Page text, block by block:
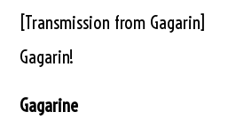
[Transmission from Gagarin]
Gagarin!
Gagarine